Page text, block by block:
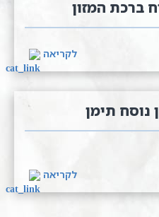
ברכת המזון
לקריאה
נוסח תימן
לקריאה